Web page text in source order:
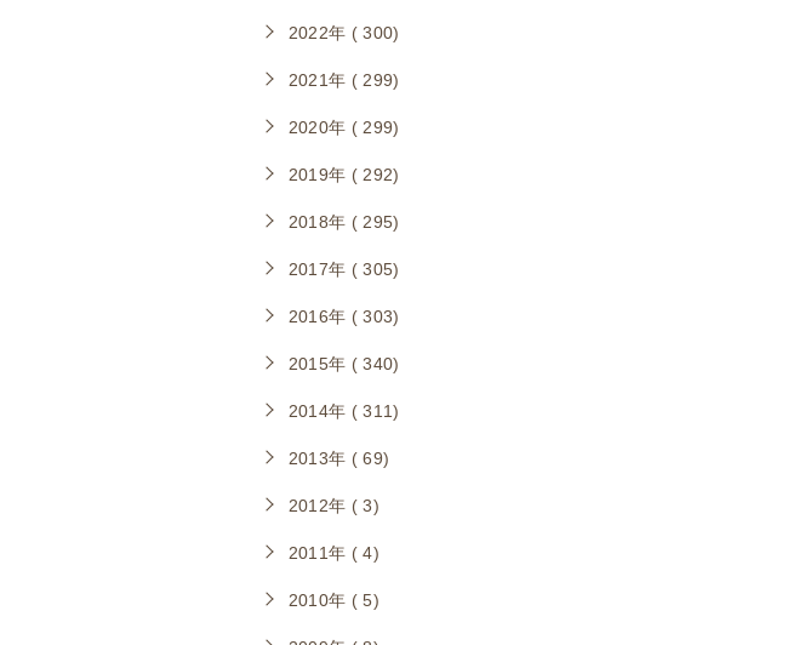
2022年 ( 300)
2021年 ( 299)
2020年 ( 299)
2019年 ( 292)
2018年 ( 295)
2017年 ( 305)
2016年 ( 303)
2015年 ( 340)
2014年 ( 311)
2013年 ( 69)
2012年 ( 3)
2011年 ( 4)
2010年 ( 5)